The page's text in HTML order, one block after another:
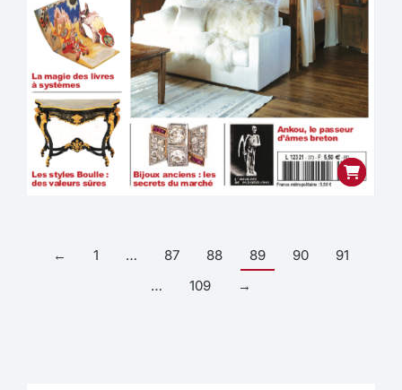
← 1 … 87 88 89 90
91
…
109 →